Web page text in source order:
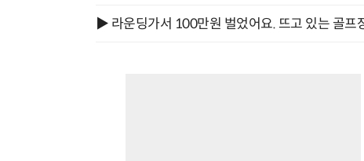
▶ 라운딩가서 100만원 벌었어요. 뜨고 있는 골프